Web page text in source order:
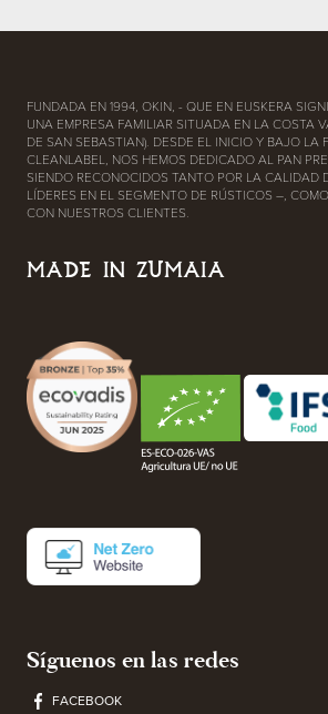
FUNDADA EN 1994, OKIN, - QUE EN EUSKERA
UNA EMPRESA FAMILIAR SITUADA EN LA COSTA
DE SAN SEBASTIAN). DESDE EL INICIO Y BAJO LA
CLEANLABEL, NOS HEMOS DEDICADO AL PAN
SIENDO RECONOCIDOS TANTO POR LA CALIDAD
LÍDERES EN EL SEGMENTO DE RÚSTICOS –,
CON NUESTROS CLIENTES.
MADE IN ZUMAIA
Síguenos en las redes
FACEBOOK